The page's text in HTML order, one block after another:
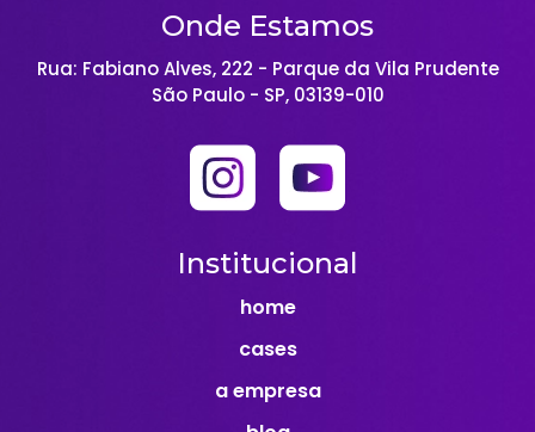
Onde Estamos
Rua: Fabiano Alves, 222 - Parque da Vila Prudente
São Paulo - SP, 03139-010
Institucional
home
cases
a empresa